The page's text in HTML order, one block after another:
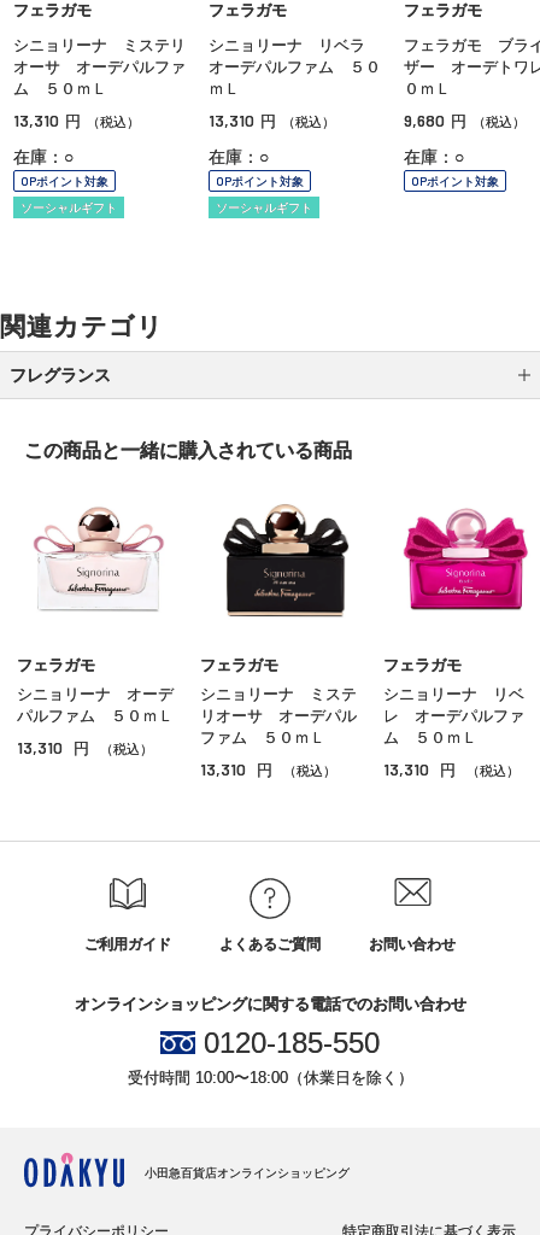
フェラガモ
シニョリーナ ミステリ
オーサ オーデパルファ
ム ５０ｍＬ
13,310 円 （税込）
在庫：○
OPポイント対象
ソーシャルギフト
フェラガモ
シニョリーナ リベラ
オーデパルファム ５０
ｍＬ
13,310 円 （税込）
在庫：○
OPポイント対象
ソーシャルギフト
フェラガモ
フェラガモ ブラ
ザー オーデトワ
０ｍＬ
9,680 円 （税込）
在庫：○
OPポイント対象
関連カテゴリ
フレグランス
ユニセックス
ホームフレグランス
その他のフレグランス
この商品と一緒に購入されている商品
フェラガモ
シニョリーナ オーデ
パルファム ５０ｍＬ
13,310 円 （税込）
フェラガモ
シニョリーナ ミステ
リオーサ オーデパル
ファム ５０ｍＬ
13,310 円 （税込）
フェラガモ
シニョリーナ リベ
レ オーデパルファ
ム ５０ｍＬ
13,310 円 （税込）
ご利用ガイド よくあるご質問 お問い合わせ
オンラインショッピングに関する電話でのお問い合わせ
0120-185-550
受付時間 10:00〜18:00（休業日を除く）
小田急百貨店オンラインショッピング